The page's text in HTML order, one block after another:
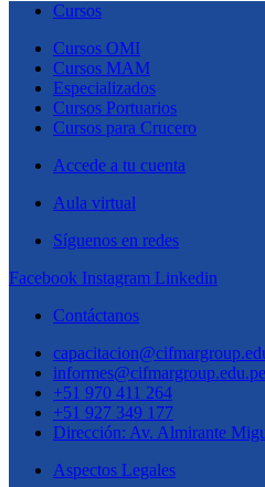
Cursos
Cursos OMI
Cursos MAM
Especializados
Cursos Portuarios
Cursos para Crucero
Accede a tu cuenta
Aula virtual
Síguenos en redes
Facebook Instagram Linkedin
Contáctanos
informes@cifmargroup.edu.pe
+51 970 411 264
+51 927 349 177
Dirección: Av. Almirante
Aspectos Legales